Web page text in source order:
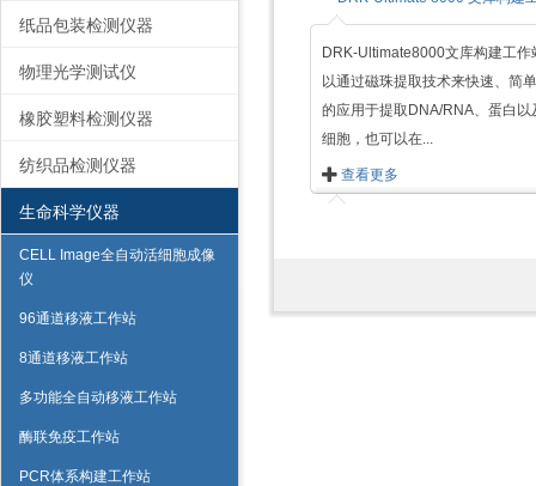
纸品包装检测仪器
物理光学测试仪
橡胶塑料检测仪器
纺织品检测仪器
生命科学仪器
CELL Image全自动活细胞成像
仪
96通道移液工作站
8通道移液工作站
多功能全自动移液工作站
酶联免疫工作站
PCR体系构建工作站
DRK-Ultimate8000文库构建工作
以通过磁珠提取技术来快速、简
的应用于提取DNA/RNA、蛋白以
细胞，也可以在...
查看更多